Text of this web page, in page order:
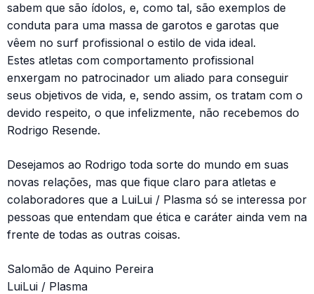
sabem que são ídolos, e, como tal, são exemplos de
conduta para uma massa de garotos e garotas que
vêem no surf profissional o estilo de vida ideal.
Estes atletas com comportamento profissional
enxergam no patrocinador um aliado para conseguir
seus objetivos de vida, e, sendo assim, os tratam com o
devido respeito, o que infelizmente, não recebemos do
Rodrigo Resende.
Desejamos ao Rodrigo toda sorte do mundo em suas
novas relações, mas que fique claro para atletas e
colaboradores que a LuiLui / Plasma só se interessa por
pessoas que entendam que ética e caráter ainda vem na
frente de todas as outras coisas.
Salomão de Aquino Pereira
LuiLui / Plasma